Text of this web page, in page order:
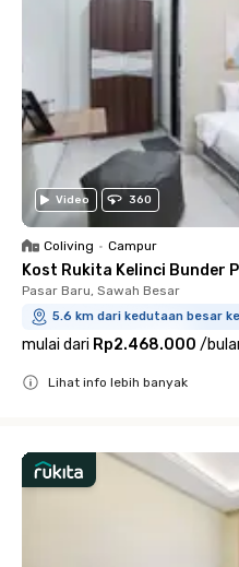
Video 360
Coliving • Campur
Kost Rukita Kelinci Bunder
Pasar Baru, Sawah Besar
5.6 km dari kedutaan besar
mulai dari Rp2.468.000 /
Lihat info lebih banyak